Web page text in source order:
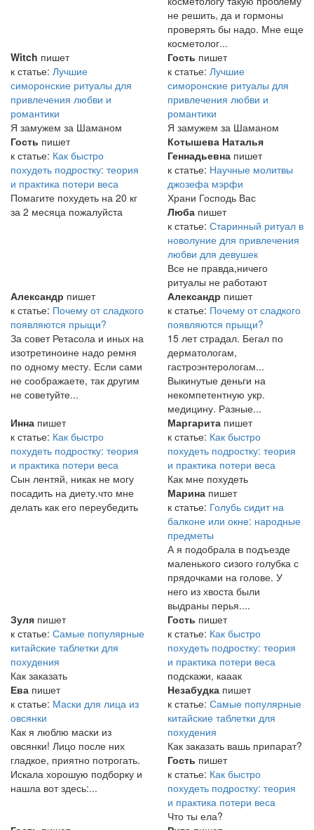
не решить, да и гормоны
проверять бы надо. Мне еще
косметолог...
Witch пишет
к статье: Лучшие
симоронские ритуалы для
привлечения любви и
романтики
Я замужем за Шаманом
Гость пишет
к статье: Лучшие
симоронские ритуалы для
привлечения любви и
романтики
Я замужем за Шаманом
Гость пишет
к статье: Как быстро
похудеть подростку: теория
и практика потери веса
Помагите похудеть на 20 кг
за 2 месяца пожалуйста
Котышева Наталья
Геннадьевна пишет
к статье: Научные молитвы
джозефа мэрфи
Храни Господь Вас
Люба пишет
к статье: Старинный ритуал в
новолуние для привлечения
любви для девушек
Все не правда,ничего
ритуалы не работают
Александр пишет
к статье: Почему от сладкого
появляются прыщи?
За совет Ретасола и иных на
изотретиноине надо ремня
по одному месту. Если сами
не соображаете, так другим
не советуйте...
Александр пишет
к статье: Почему от сладкого
появляются прыщи?
15 лет страдал. Бегал по
дерматологам,
гастроэнтерологам...
Выкинутые деньги на
некомпетентную укр.
медицину. Разные...
Инна пишет
к статье: Как быстро
похудеть подростку: теория
и практика потери веса
Сын лентяй, никак не могу
посадить на диету.что мне
делать как его переубедить
Маргарита пишет
к статье: Как быстро
похудеть подростку: теория
и практика потери веса
Как мне похудеть
Марина пишет
к статье: Голубь сидит на
балконе или окне: народные
предметы
А я подобрала в подъезде
маленького сизого голубка с
прядочками на голове. У
него из хвоста были
выдраны перья....
Зуля пишет
к статье: Самые популярные
китайские таблетки для
похудения
Как заказать
Гость пишет
к статье: Как быстро
похудеть подростку: теория
и практика потери веса
подскажи, кааак
Ева пишет
к статье: Маски для лица из
овсянки
Как я люблю маски из
овсянки! Лицо после них
гладкое, приятно потрогать.
Искала хорошую подборку и
нашла вот здесь:...
Незабудка пишет
к статье: Самые популярные
китайские таблетки для
похудения
Как заказать вашь припарат?
Гость пишет
к статье: Как быстро
похудеть подростку: теория
и практика потери веса
Что ты ела?